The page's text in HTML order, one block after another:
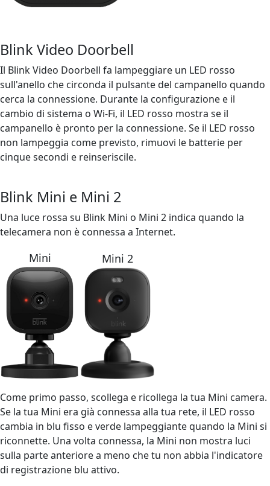
Blink Video Doorbell
Il Blink Video Doorbell fa lampeggiare un LED rosso
sull'anello che circonda il pulsante del campanello quando
cerca la connessione. Durante la configurazione e il
cambio di sistema o Wi-Fi, il LED rosso mostra se il
campanello è pronto per la connessione. Se il LED rosso
non lampeggia come previsto, rimuovi le batterie per
cinque secondi e reinseriscile.
Blink Mini e Mini 2
Una luce rossa su Blink Mini o Mini 2 indica quando la
telecamera non è connessa a Internet.
Mini Mini 2
Come primo passo, scollega e ricollega la tua Mini camera.
Se la tua Mini era già connessa alla tua rete, il LED rosso
cambia in blu fisso e verde lampeggiante quando la Mini si
riconnette. Una volta connessa, la Mini non mostra luci
sulla parte anteriore a meno che tu non abbia l'indicatore
di registrazione blu attivo.